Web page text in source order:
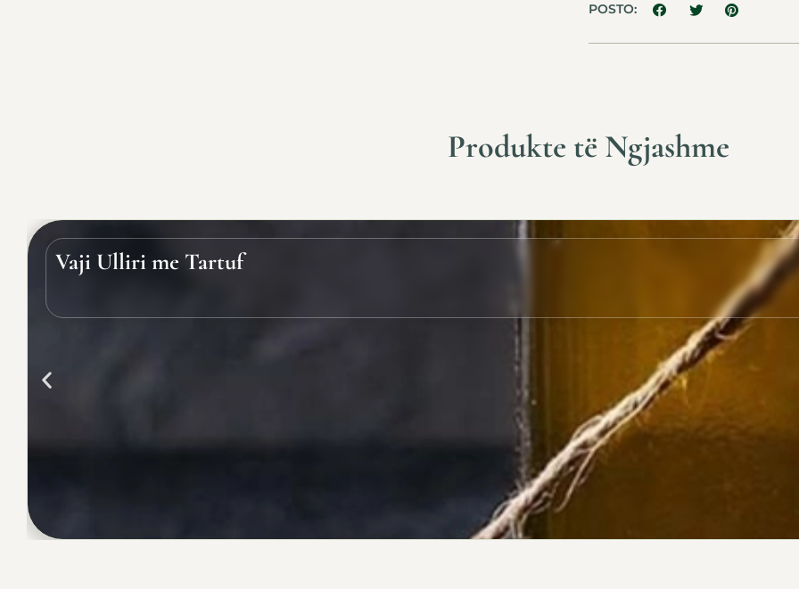
POSTO:
Produkte të Ngjashme
Vaji Ulliri me Tartuf